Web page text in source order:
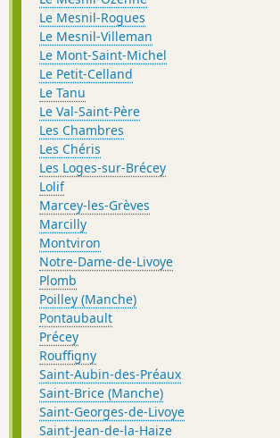
Le Mesnil-Rogues
Le Mesnil-Villeman
Le Mont-Saint-Michel
Le Petit-Celland
Le Tanu
Le Val-Saint-Père
Les Chambres
Les Chéris
Les Loges-sur-Brécey
Lolif
Marcey-les-Grèves
Marcilly
Montviron
Notre-Dame-de-Livoye
Plomb
Poilley (Manche)
Pontaubault
Précey
Rouffigny
Saint-Aubin-des-Préaux
Saint-Brice (Manche)
Saint-Georges-de-Livoye
Saint-Jean-de-la-Haize